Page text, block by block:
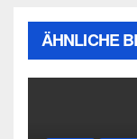
ÄHNLICHE